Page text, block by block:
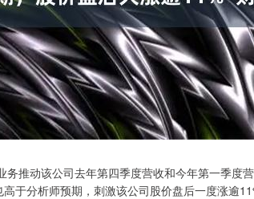
推动该公司去年第四季度营收和今年第一季度
于分析师预期，刺激该公司股价盘后一度涨逾
-34.08 -0.24% 沪深300